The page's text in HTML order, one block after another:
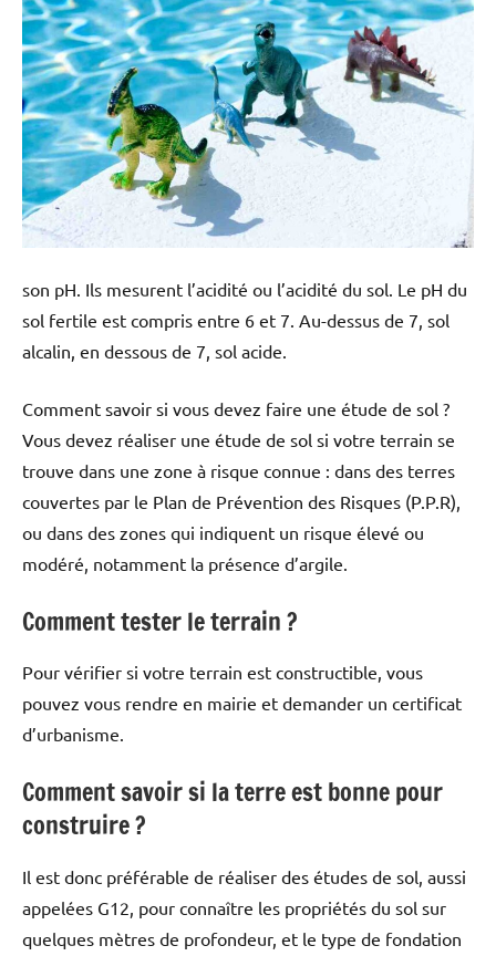
son pH. Ils mesurent l’acidité ou l’acidité du sol. Le pH du
sol fertile est compris entre 6 et 7. Au-dessus de 7, sol
alcalin, en dessous de 7, sol acide.
Comment savoir si vous devez faire une étude de sol ?
Vous devez réaliser une étude de sol si votre terrain se
trouve dans une zone à risque connue : dans des terres
couvertes par le Plan de Prévention des Risques (P.P.R),
ou dans des zones qui indiquent un risque élevé ou
modéré, notamment la présence d’argile.
Comment tester le terrain ?
Pour vérifier si votre terrain est constructible, vous
pouvez vous rendre en mairie et demander un certificat
d’urbanisme.
Comment savoir si la terre est bonne pour
construire ?
Il est donc préférable de réaliser des études de sol, aussi
appelées G12, pour connaître les propriétés du sol sur
quelques mètres de profondeur, et le type de fondation